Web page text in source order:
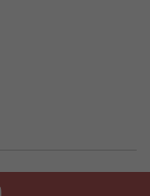
Youtube